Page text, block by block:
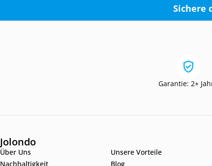
Sichere
Garantie: 2+
Jolondo
Über Uns Unsere Vorteile
Nachhaltigkeit
Blog